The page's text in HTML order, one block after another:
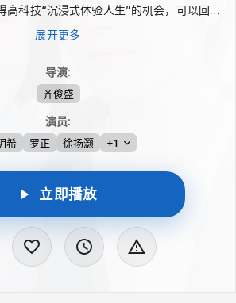
高科技“沉浸式体验人生”的机会，可以回到
想改变曾经的态度，坚定不再做“恋爱脑”，
进一个完全陌生的男人身体。七年前的小顾
之间面对一道道难以取舍的人生题。
展开更多
导演:
齐俊盛
演员:
希 罗正 徐扬灏 +1
立即播放